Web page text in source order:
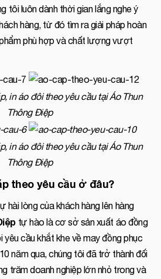
tôi luôn dành thời gian lắng nghe ý
hàng, từ đó tìm ra giải pháp hoàn
phù hợp và chất lượng vượt
in áo đôi theo yêu cầu tại Áo Thun
Thông Điệp
in áo đôi theo yêu cầu tại Áo Thun
Thông Điệp
theo yêu cầu ở đâu?
hài lòng của khách hàng lên hàng
tự hào là cơ sở sản xuất áo đồng
yêu cầu khắt khe về may đồng phục
năm qua, chúng tôi đã trở thành đối
trăm doanh nghiệp lớn nhỏ trong và